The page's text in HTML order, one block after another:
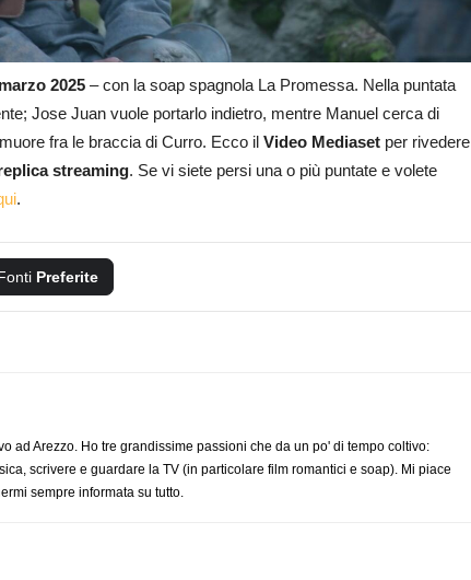
2025 – con la soap spagnola La Promessa. Nella puntata
Jose Juan vuole portarlo indietro, mentre Manuel cerca di
fra le braccia di Curro. Ecco il Video Mediaset per rivedere
streaming. Se vi siete persi una o più puntate e volete
.
Preferite
ad Arezzo. Ho tre grandissime passioni che da un po' di tempo coltivo:
scrivere e guardare la TV (in particolare film romantici e soap). Mi piace
sempre informata su tutto.